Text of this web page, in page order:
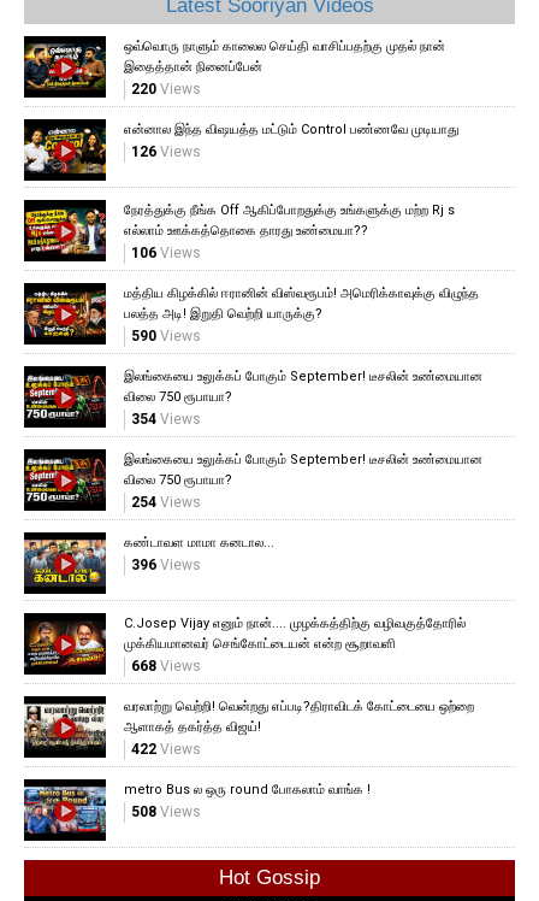
Latest Sooriyan Videos
ஒவ்வொரு நாளும் காலைல செய்தி வாசிப்பதற்கு முதல் நான்
இதைத்தான் நினைப்பேன்
220Views
என்னால இந்த விஷயத்த மட்டும் Control பண்ணவே முடியாது
126Views
நேரத்துக்கு நீங்க Off ஆகிப்போறதுக்கு உங்களுக்கு மற்ற Rj s
எல்லாம் ஊக்கத்தொகை தாரது உண்மையா??
106Views
மத்திய கிழக்கில் ஈரானின் விஸ்வரூபம்! அமெரிக்காவுக்கு விழுந்த
பலத்த அடி! இறுதி வெற்றி யாருக்கு?
590Views
இலங்கையை உலுக்கப் போகும் September! டீசலின் உண்மையான
விலை 750 ரூபாயா?
354Views
இலங்கையை உலுக்கப் போகும் September! டீசலின் உண்மையான
விலை 750 ரூபாயா?
254Views
கண்டாவள மாமா கனடால...
396Views
C.Josep Vijay எனும் நான்.... முழக்கத்திற்கு வழிவகுத்தோரில்
முக்கியமானவர் செங்கோட்டையன் என்ற சூறாவளி
668Views
வரலாற்று வெற்றி! வென்றது எப்படி?திராவிடக் கோட்டையை ஒற்றை
ஆளாகத் தகர்த்த விஜய்!
422Views
metro Bus ல ஒரு round போகலாம் வாங்க !
508Views
Hot Gossip